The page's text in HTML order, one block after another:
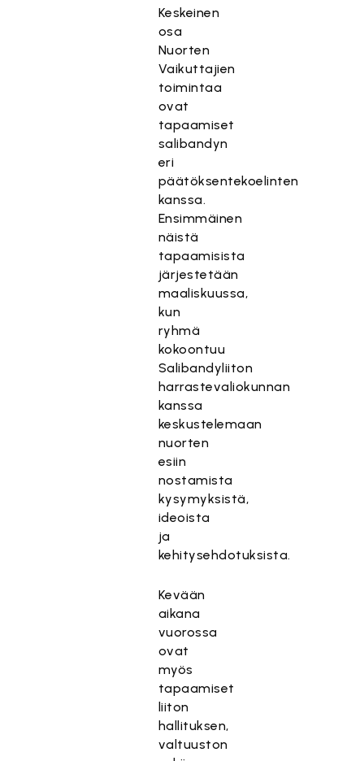
Keskeinen
osa
Nuorten
Vaikuttajien
toimintaa
ovat
tapaamiset
salibandyn
eri
päätöksentekoelinten
kanssa.
Ensimmäinen
näistä
tapaamisista
järjestetään
maaliskuussa,
kun
ryhmä
kokoontuu
Salibandyliiton
harrastevaliokunnan
kanssa
keskustelemaan
nuorten
esiin
nostamista
kysymyksistä,
ideoista
ja
kehitysehdotuksista.
Kevään
aikana
vuorossa
ovat
myös
tapaamiset
liiton
hallituksen,
valtuuston